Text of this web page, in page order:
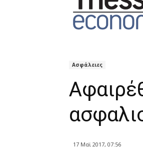
Ασφάλειες
17 Μαϊ 2017, 07:56